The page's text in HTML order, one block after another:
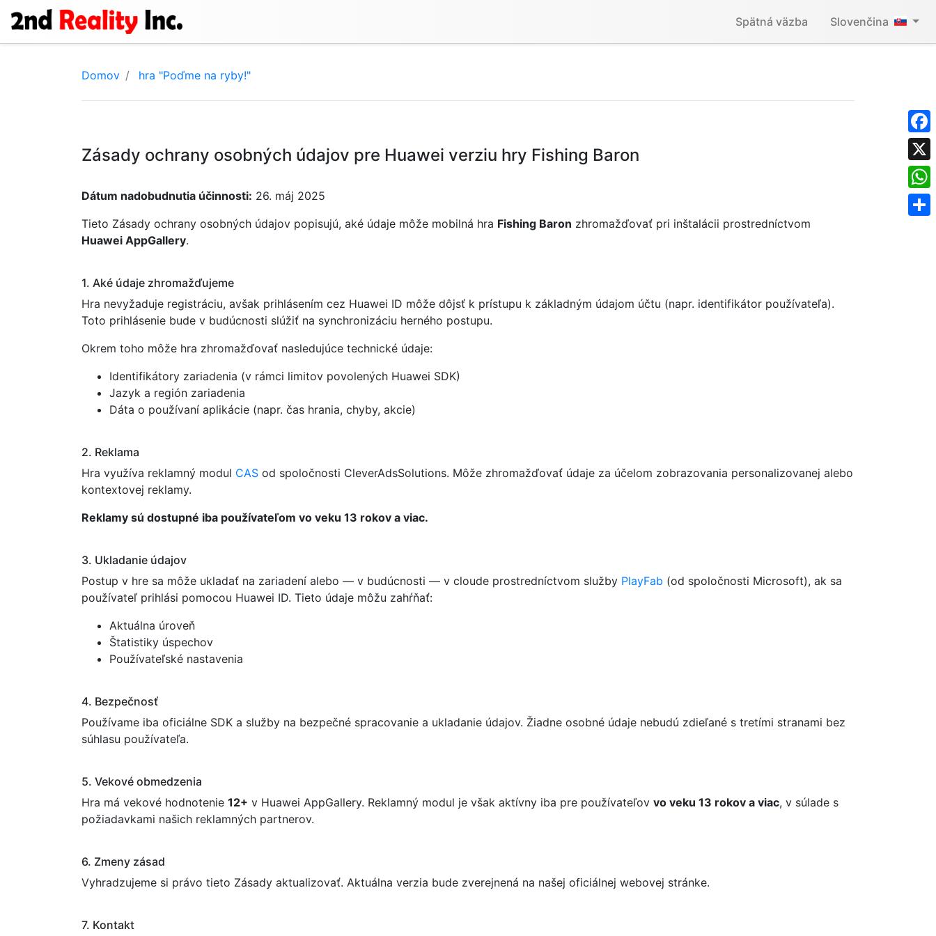
Spätná väzba Slovenčina
X
Domov hra "Poďme na ryby!"
Zásady ochrany osobných údajov pre Huawei verziu hry Fishing Baron
Dátum nadobudnutia účinnosti: 26. máj 2025
Tieto Zásady ochrany osobných údajov popisujú, aké údaje môže mobilná hra Fishing Baron zhromažďovať pri inštalácii prostredníctvom
Huawei AppGallery.
1. Aké údaje zhromažďujeme
Hra nevyžaduje registráciu, avšak prihlásením cez Huawei ID môže dôjsť k prístupu k základným údajom účtu (napr. identifikátor používateľa).
Toto prihlásenie bude v budúcnosti slúžiť na synchronizáciu herného postupu.
Okrem toho môže hra zhromažďovať nasledujúce technické údaje:
Identifikátory zariadenia (v rámci limitov povolených Huawei SDK)
Jazyk a región zariadenia
Dáta o používaní aplikácie (napr. čas hrania, chyby, akcie)
2. Reklama
Hra využíva reklamný modul CAS od spoločnosti CleverAdsSolutions. Môže zhromažďovať údaje za účelom zobrazovania personalizovanej alebo
kontextovej reklamy.
Reklamy sú dostupné iba používateľom vo veku 13 rokov a viac.
3. Ukladanie údajov
Postup v hre sa môže ukladať na zariadení alebo — v budúcnosti — v cloude prostredníctvom služby PlayFab (od spoločnosti Microsoft), ak sa
používateľ prihlási pomocou Huawei ID. Tieto údaje môžu zahŕňať:
Aktuálna úroveň
Štatistiky úspechov
Používateľské nastavenia
4. Bezpečnosť
Používame iba oficiálne SDK a služby na bezpečné spracovanie a ukladanie údajov. Žiadne osobné údaje nebudú zdieľané s tretími stranami bez
súhlasu používateľa.
5. Vekové obmedzenia
Hra má vekové hodnotenie 12+ v Huawei AppGallery. Reklamný modul je však aktívny iba pre používateľov vo veku 13 rokov a viac, v súlade s
požiadavkami našich reklamných partnerov.
6. Zmeny zásad
Vyhradzujeme si právo tieto Zásady aktualizovať. Aktuálna verzia bude zverejnená na našej oficiálnej webovej stránke.
7. Kontakt